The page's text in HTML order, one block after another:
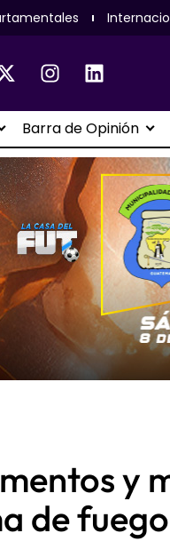
Barra de Opinión